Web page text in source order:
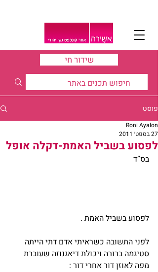
שידור חי
פוסט
לפסוע בשביל האמת-דקלה אופל
Roni Ayalon
27 בספט׳ 2011
בס”ד
לפסוע בשביל האמת .
לפני התשובה כשראיתי אדם דתי הייתה
סטיגמה ברורה ויכולת דיאגנוזה שעוברת
מפה לאוזן דור אחרי דור :